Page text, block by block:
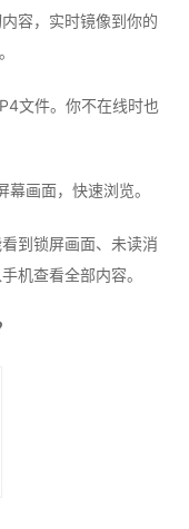
容，实时镜像到你的
文件。你不在线时也
画面，快速浏览。
到锁屏画面、未读消
机查看全部内容。